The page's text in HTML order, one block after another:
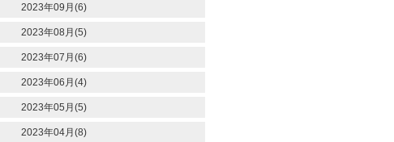
2023年09月(6)
2023年08月(5)
2023年07月(6)
2023年06月(4)
2023年05月(5)
2023年04月(8)